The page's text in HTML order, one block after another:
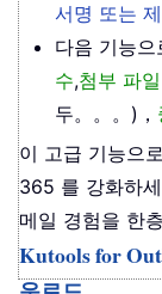
서명 또는
다음 기능
수,첨부 파
두。。。)，
이 고급 기능으
365 를 강화하
메일 경험을 한
Kutools for